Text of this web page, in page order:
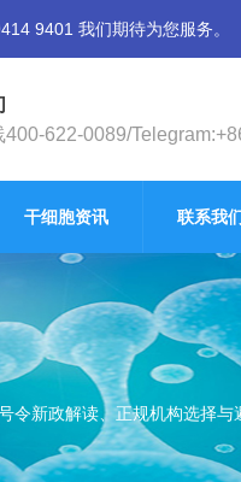
9401 我们期待为您服务。
400-622-0089/
干细胞资讯 联系我
令新政解读、正规机构选择与